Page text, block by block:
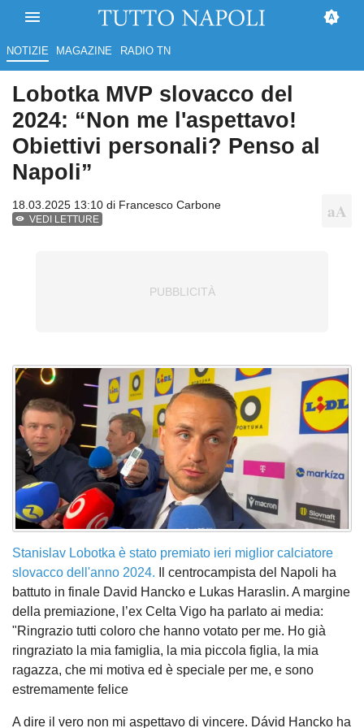
NOTIZIE MAGAZINE RADIO TN
Lobotka MVP slovacco del
2024: “Non me l'aspettavo!
Obiettivi personali? Penso al
Napoli”
18.03.2025 13:10 di Francesco Carbone
VEDI LETTURE
Stanislav Lobotka è stato premiato ieri miglior calciatore
slovacco dell'anno 2024.
Il centrocampista del Napoli ha
battuto in finale David Hancko e Lukas Haraslin. A margine
della premiazione, l’ex Celta Vigo ha parlato ai media:
"Ringrazio tutti coloro che hanno votato per me. Ho già
ringraziato la mia famiglia, la mia piccola figlia, la mia
ragazza, che mi motiva ed è speciale per me, e sono
estremamente felice
A dire il vero non mi aspettavo di vincere. Dávid Hancko ha